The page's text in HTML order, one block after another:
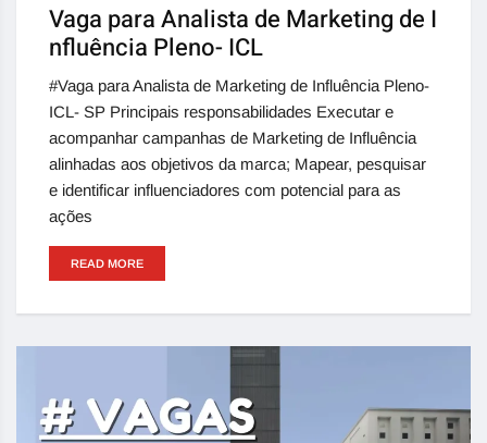
Vaga para Analista de Marketing de I
nfluência Pleno- ICL
#Vaga para Analista de Marketing de Influência Pleno-
ICL- SP Principais responsabilidades Executar e
acompanhar campanhas de Marketing de Influência
alinhadas aos objetivos da marca; Mapear, pesquisar
e identificar influenciadores com potencial para as
ações
READ MORE